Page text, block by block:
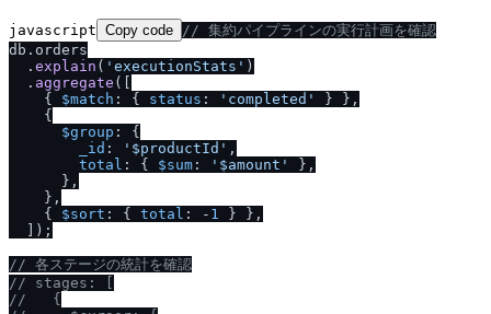
javascript Copy code / / 集約パイプラインの実行計画を確認
db. orders
  .
explain ( 'executionStats' )
  .
aggregate ([
    {
$match : { status : 'completed'
} },
    {
$group : {
_id : '$productId' ,
total : { $sum : '$amount'
},
      },
    },
    {
$sort : { total : - 1
} },
  ]);
/ / 各ステージの統計を確認
/ / stages: [
/ /
   {